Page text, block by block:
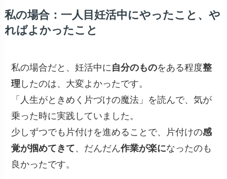
私の場合：一人目妊活中にやったこと、や
ればよかったこと
私の場合だと、妊活中に 自分のものをある程度整
理 したのは、大変よかったです。
「人生がときめく片づけの魔法」を読んで、気が
乗った時に実践していました。
少しずつでも片付けを進めることで、片付けの感
覚が掴めてきて、だんだん作業が楽になったのも
良かったです。